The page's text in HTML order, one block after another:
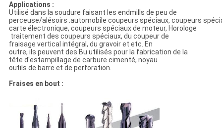
Applications :
Utilisé dans la soudure faisant les endmills de peu de
perceuse/alésoirs .automobile coupeurs spéciaux, coupeurs
carte électronique, coupeurs spéciaux de moteur, Horologe
traitement des coupeurs spéciaux, du coupeur de
fraisage vertical intégral, du gravoir et etc. En
outre, ils peuvent des Bu utilisés pour la fabrication de la
tête d'estampillage de carbure cimenté, noyau
outils de barre et de perforation.
Fraises en bout :